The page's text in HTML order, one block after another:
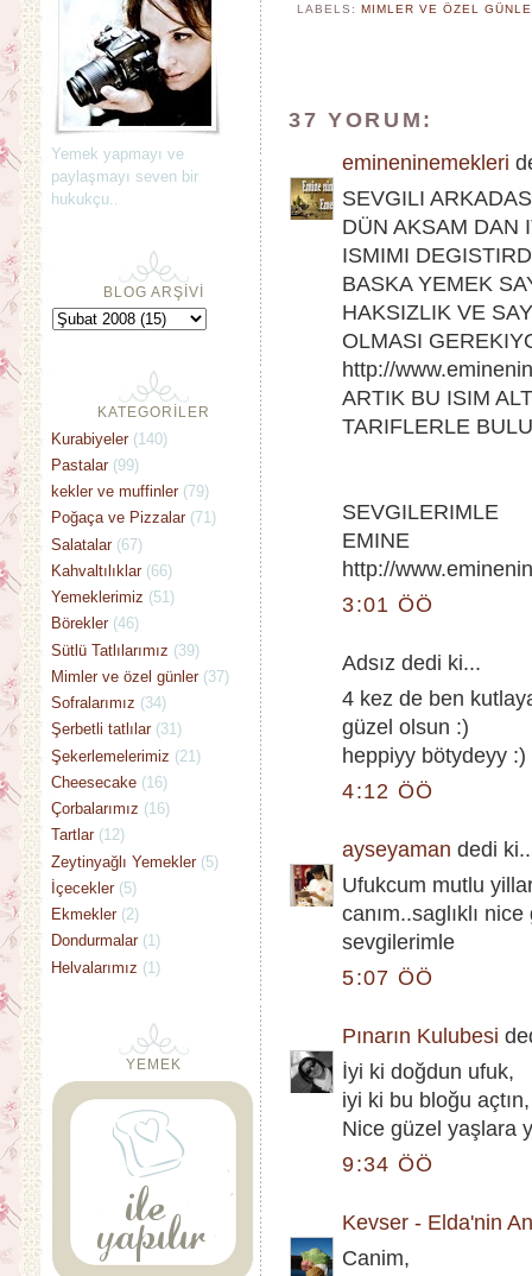
LABELS:MIMLER VE ÖZEL
37 YORUM:
emineninemekleri
SEVGILI
DÜN AKSAM DAN
ISMIMI
BASKA YEMEK
HAKSIZLIK VE
OLMASI
http://
ARTIK BU ISIM
TARIFLERLE
SEVGILERIMLE
EMINE
http://
3:01 ÖÖ
Adsız dedi ki...
4 kez de ben
güzel olsun :)
heppiyy bötydeyy :)
4:12 ÖÖ
ayseyaman dedi
Ufukcum mutlu
canım..saglıklı
sevgilerimle
5:07 ÖÖ
Pınarın Kulubesi
İyi ki doğdun ufuk,
iyi ki bu bloğu
Nice güzel yaşlara
9:34 ÖÖ
Kevser - Elda'nin
Canim,
Yemek yapmayı ve
paylaşmayı seven bir
hukukçu..
BLOG ARŞİVİ
KATEGORİLER
Kurabiyeler (140)
Pastalar (99)
kekler ve muffinler (79)
Poğaça ve Pizzalar (71)
Salatalar (67)
Kahvaltılıklar (66)
Yemeklerimiz (51)
Börekler (46)
Sütlü Tatlılarımız (39)
Mimler ve özel günler (37)
Sofralarımız (34)
Şerbetli tatlılar (31)
Şekerlemelerimiz (21)
Cheesecake (16)
Çorbalarımız (16)
Tartlar (12)
Zeytinyağlı Yemekler (5)
İçecekler (5)
Ekmekler (2)
Dondurmalar (1)
Helvalarımız (1)
YEMEK